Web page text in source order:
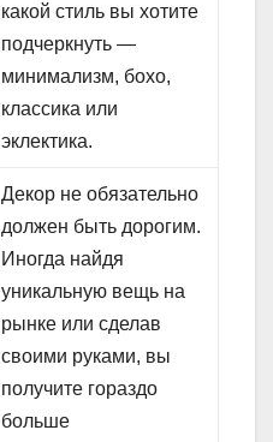
какой стиль вы хотите
подчеркнуть —
минимализм, бохо,
классика или
эклектика.
Декор не обязательно
должен быть дорогим.
Иногда найдя
уникальную вещь на
рынке или сделав
своими руками, вы
получите гораздо
больше